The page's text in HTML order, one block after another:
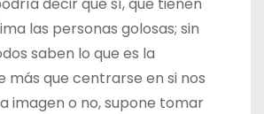
las personas golosas; sin
saben lo que es la
más que centrarse en si nos
imagen o no, supone tomar